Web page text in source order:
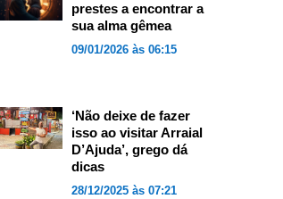
prestes a encontrar a
sua alma gêmea
09/01/2026 às 06:15
‘Não deixe de fazer
isso ao visitar Arraial
D’Ajuda’, grego dá
dicas
28/12/2025 às 07:21